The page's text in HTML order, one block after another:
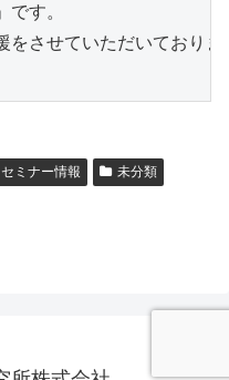
す。
させていただいておりま
セミナー情報 未分類